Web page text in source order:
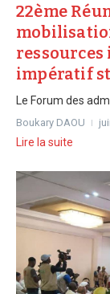
22ème
impératif
Le Forum des
Boukary DAOU
Lire la suite